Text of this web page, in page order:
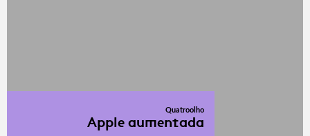
Quatroolho
Apple aumentada